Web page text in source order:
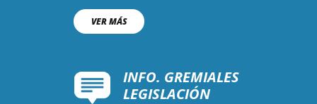
VER MÁS
INFO. GREMIALES
LEGISLACIÓN